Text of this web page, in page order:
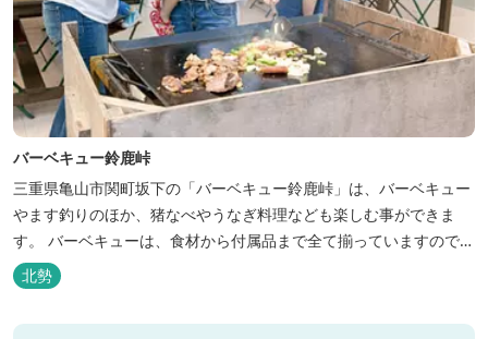
バーベキュー鈴鹿峠
三重県亀山市関町坂下の「バーベキュー鈴鹿峠」は、バーベキュー
やます釣りのほか、猪なべやうなぎ料理なども楽しむ事ができま
す。 バーベキューは、食材から付属品まで全て揃っていますので手
ぶらで楽しむ事ができますよ！釣り掘がありますので、釣ったその
場で味わえる「マス釣り」も人気です。 宿泊施設も完備していま
す！ご家族で、友人で、様々なイベントで、ぜひご利用ください。
北勢